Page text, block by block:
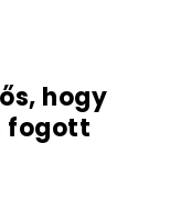
hogy
fogott